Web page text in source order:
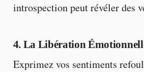
introspection peut révéler des
4. La Libération
Exprimez vos sentiments